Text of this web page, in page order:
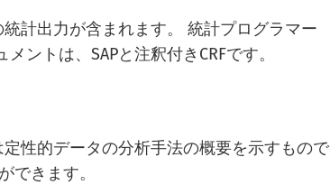
計出力が含まれます。 統計プログラマー
ントは、SAPと注釈付きCRFです。
性的データの分析手法の概要を示すもので
できます。